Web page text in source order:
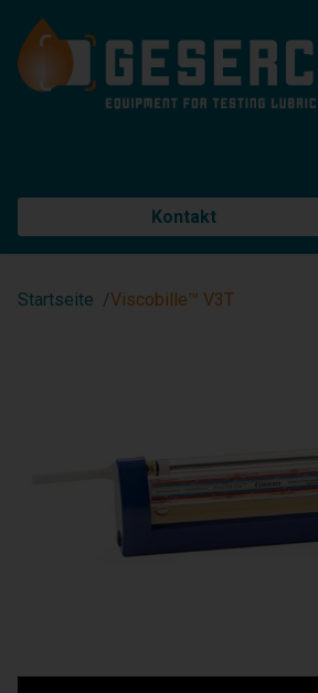
Kontakt
Startseite Viscobille™ V3T